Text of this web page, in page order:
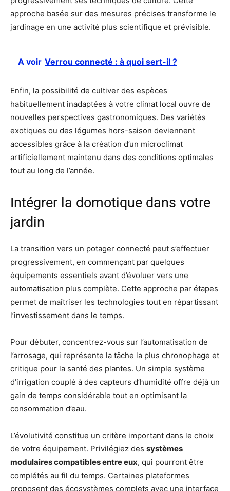
approche basée sur des mesures précises transforme le
jardinage en une activité plus scientifique et prévisible.
A voir Verrou connecté : à quoi sert-il ?
Enfin, la possibilité de cultiver des espèces
habituellement inadaptées à votre climat local ouvre de
nouvelles perspectives gastronomiques. Des variétés
exotiques ou des légumes hors-saison deviennent
accessibles grâce à la création d’un microclimat
artificiellement maintenu dans des conditions optimales
tout au long de l’année.
Intégrer la domotique dans votre
jardin
La transition vers un potager connecté peut s’effectuer
progressivement, en commençant par quelques
équipements essentiels avant d’évoluer vers une
automatisation plus complète. Cette approche par étapes
permet de maîtriser les technologies tout en répartissant
l’investissement dans le temps.
Pour débuter, concentrez-vous sur l’automatisation de
l’arrosage, qui représente la tâche la plus chronophage et
critique pour la santé des plantes. Un simple système
d’irrigation couplé à des capteurs d’humidité offre déjà un
gain de temps considérable tout en optimisant la
consommation d’eau.
L’évolutivité constitue un critère important dans le choix
de votre équipement. Privilégiez des systèmes
modulaires compatibles entre eux, qui pourront être
complétés au fil du temps. Certaines plateformes
proposent des écosystèmes complets avec une interface